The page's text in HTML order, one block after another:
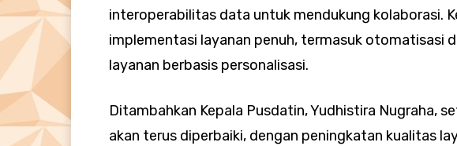
interoperabilitas data untuk mendukung kolaborasi.
implementasi layanan penuh, termasuk otomatisasi
layanan berbasis personalisasi.
Ditambahkan Kepala Pusdatin, Yudhistira Nugraha,
akan terus diperbaiki, dengan peningkatan kualitas